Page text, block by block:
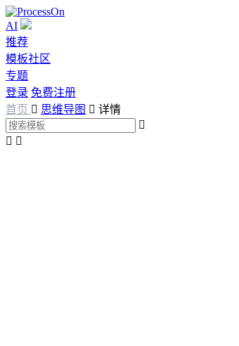
AI
推荐
模板社区
专题
登录 免费注册
首页  思维导图  详情

 